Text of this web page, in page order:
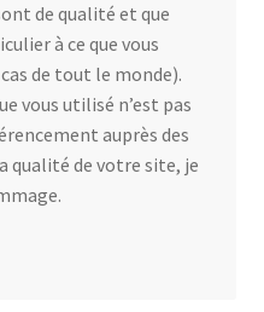
de qualité et que
à ce que vous
de tout le monde).
vous utilisé n’est pas
auprès des
qualité de votre site, je